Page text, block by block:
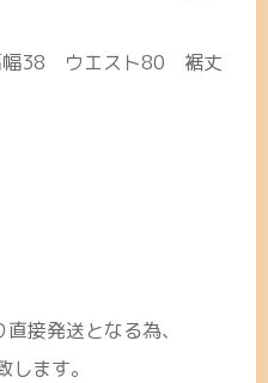
38 ウエスト80 裾丈
接発送となる為、
ます。